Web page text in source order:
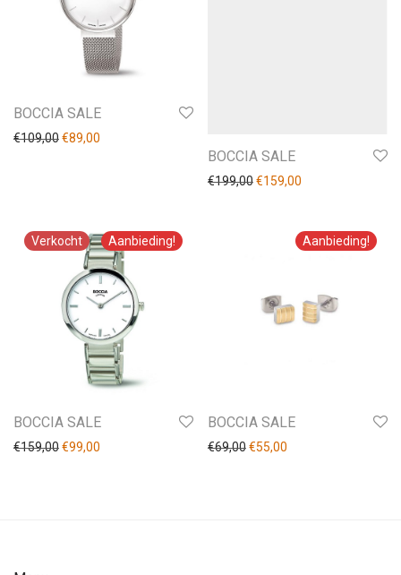
BOCCIA SALE
€109,00€89,00
BOCCIA SALE
€199,00€159,00
Aanbieding!
BOCCIA SALE
€159,00€99,00
Aanbieding!
BOCCIA SALE
€69,00€55,00